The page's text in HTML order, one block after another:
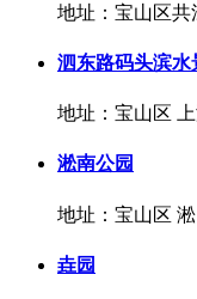
地址：宝山区共
泗东路码头滨水
地址：宝山区
淞南公园
地址：宝山区
垚园